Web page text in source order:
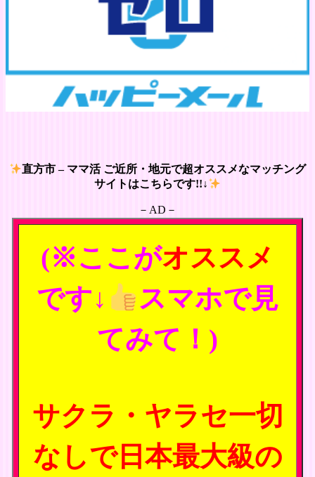
直方市 – ママ活 ご近所・地元で超オススメなマッチング
サイトはこちらです!!↓
－AD－
(※ここがオススメ
です↓
スマホで見
てみて！)
サクラ・ヤラセ一切
なしで日本最大級の